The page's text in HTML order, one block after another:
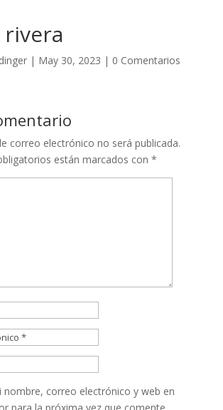
| May 30, 2023 | 0 Comentarios
correo electrónico no será publicada.
están marcados con *
nombre, correo electrónico y web en